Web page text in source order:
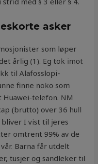
asker
som løper
årlig (1). Eg tok imot
til Alafosslopi-
finne noko som
Huawei-telefon. NM
(brutto) over 36 hull
I vist til jeres
omtrent 99% av de
Barna får utdelt
tusjer og sandleker til